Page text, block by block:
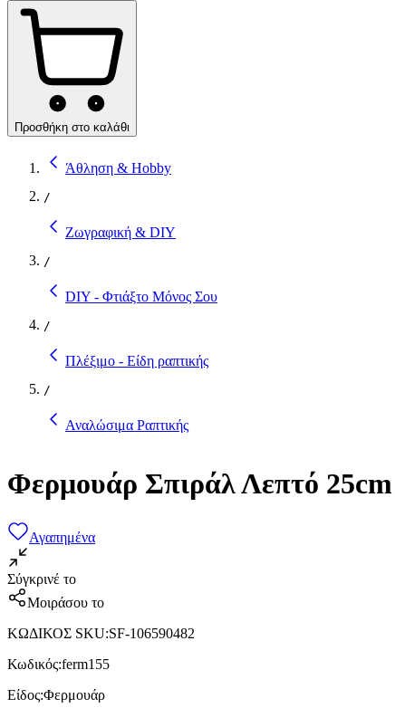
Προσθήκη στο καλάθι
Άθληση & Hobby
/
Ζωγραφική & DIY
/
DIY - Φτιάξτο Μόνος Σου
/
Πλέξιμο - Είδη ραπτικής
/
Αναλώσιμα Ραπτικής
Φερμουάρ Σπιράλ Λεπτό
Αγαπημένα
Σύγκρινέ το
Μοιράσου το
ΚΩΔΙΚΟΣ SKU:SF-106590482
Κωδικός:ferm155
Είδος:Φερμουάρ